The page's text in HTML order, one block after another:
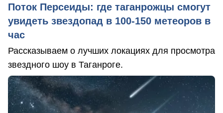
Поток Персеиды: где таганрожцы смогут
увидеть звездопад в 100-150 метеоров в
час
Рассказываем о лучших локациях для просмотра
звездного шоу в Таганроге.